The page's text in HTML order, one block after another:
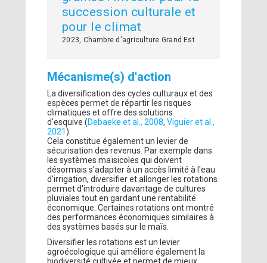
succession culturale et
pour le climat
2023, Chambre d'agriculture Grand Est
Mécanisme(s) d'action
La diversification des cycles culturaux et des
espèces permet de répartir les risques
climatiques et offre des solutions
d'esquive (Debaeke et al., 2008,Viguier et al.,
2021).
Cela constitue également un levier de
sécurisation des revenus. Par exemple dans
les systèmes maïsicoles qui doivent
désormais s'adapter à un accès limité à l'eau
d'irrigation, diversifier et allonger les rotations
permet d'introduire davantage de cultures
pluviales tout en gardant une rentabilité
économique. Certaines rotations ont montré
des performances économiques similaires à
des systèmes basés sur le maïs.
Diversifier les rotations est un levier
agroécologique qui améliore également la